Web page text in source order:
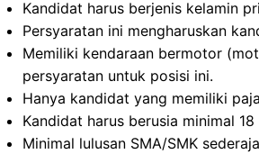
Kandidat harus berjenis kelamin
Persyaratan ini mengharuskan
Memiliki kendaraan bermotor
persyaratan untuk posisi ini.
Hanya kandidat yang memiliki
Kandidat harus berusia minimal
Minimal lulusan SMA/SMK